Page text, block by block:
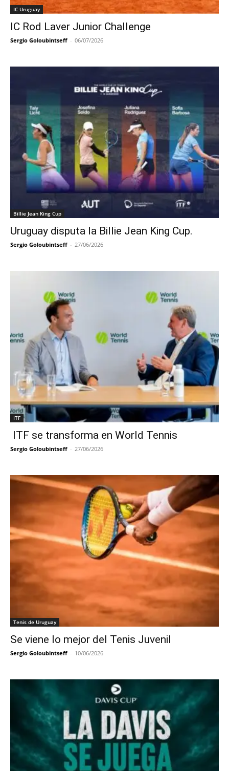
IC Uruguay
IC Rod Laver Junior Challenge
Sergio Goloubintseff - 06/07/2026
Billie Jean King Cup
Uruguay disputa la Billie Jean King Cup.
Sergio Goloubintseff - 27/06/2026
ITF
ITF se transforma en World Tennis
Sergio Goloubintseff - 27/06/2026
Tenis de Uruguay
Se viene lo mejor del Tenis Juvenil
Sergio Goloubintseff - 10/06/2026